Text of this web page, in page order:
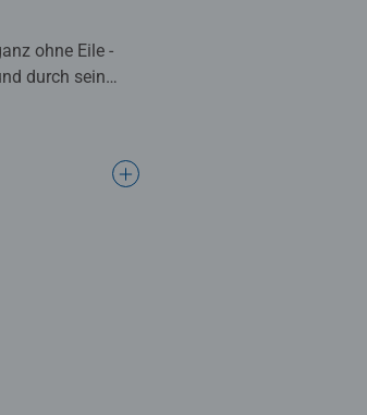
ohne Eile -
durch sein
und
ein
Speed